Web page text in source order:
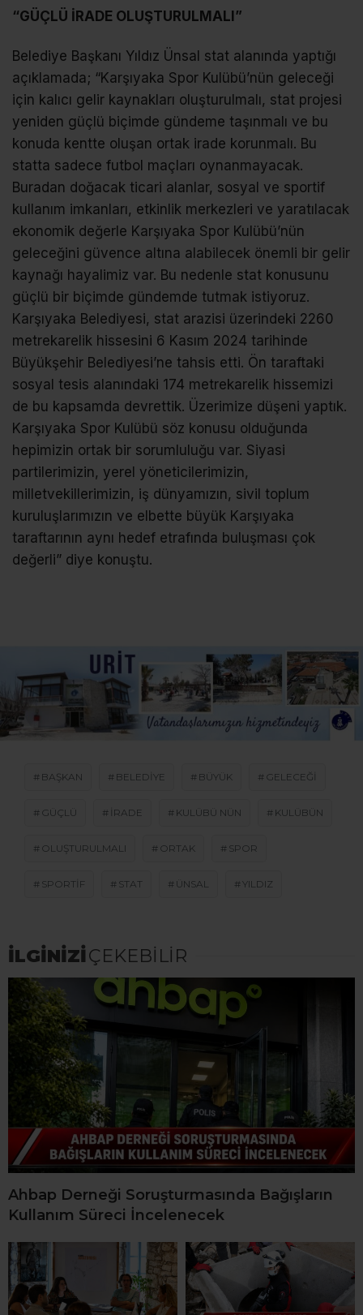
“GÜÇLÜ İRADE OLUŞTURULMALI”
Belediye Başkanı Yıldız Ünsal stat alanında yaptığı
açıklamada; “Karşıyaka Spor Kulübü’nün geleceği
için kalıcı gelir kaynakları oluşturulmalı, stat projesi
yeniden güçlü biçimde gündeme taşınmalı ve bu
konuda kentte oluşan ortak irade korunmalı. Bu
statta sadece futbol maçları oynanmayacak.
Buradan doğacak ticari alanlar, sosyal ve sportif
kullanım imkanları, etkinlik merkezleri ve yaratılacak
ekonomik değerle Karşıyaka Spor Kulübü’nün
geleceğini güvence altına alabilecek önemli bir gelir
kaynağı hayalimiz var. Bu nedenle stat konusunu
güçlü bir biçimde gündemde tutmak istiyoruz.
Karşıyaka Belediyesi, stat arazisi üzerindeki 2260
metrekarelik hissesini 6 Kasım 2024 tarihinde
Büyükşehir Belediyesi’ne tahsis etti. Ön taraftaki
sosyal tesis alanındaki 174 metrekarelik hissemizi
de bu kapsamda devrettik. Üzerimize düşeni yaptık.
Karşıyaka Spor Kulübü söz konusu olduğunda
hepimizin ortak bir sorumluluğu var. Siyasi
partilerimizin, yerel yöneticilerimizin,
milletvekillerimizin, iş dünyamızın, sivil toplum
kuruluşlarımızın ve elbette büyük Karşıyaka
taraftarının aynı hedef etrafında buluşması çok
değerli” diye konuştu.
BAŞKAN BELEDIYE BÜYÜK GELECEĞI
GÜÇLÜ IRADE KULÜBÜ NÜN KULÜBÜN
OLUŞTURULMALI ORTAK SPOR
SPORTIF STAT ÜNSAL YILDIZ
İLGİNİZİÇEKEBİLİR
Ahbap Derneği Soruşturmasında Bağışların
Kullanım Süreci İncelenecek